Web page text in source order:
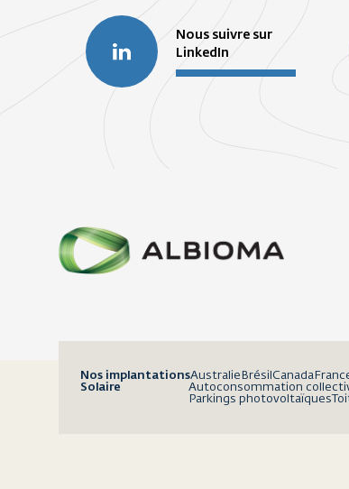
Nous suivre sur
LinkedIn
Nos implantationsAustralie Brésil Canada
Solaire
Autoconsommation
Parkings photovoltaïques